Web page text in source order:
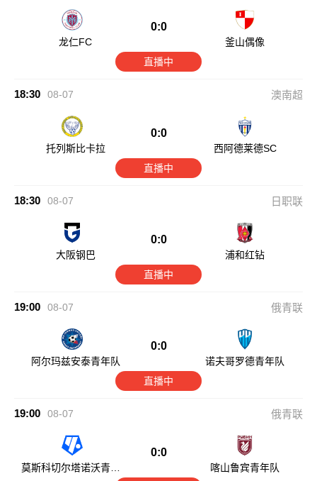
龙仁FC
0:0
釜山偶像
直播中
18:30 08-07 澳南超
托列斯比卡拉
0:0
西阿德莱德SC
直播中
18:30 08-07 日职联
大阪钢巴
0:0
浦和红钻
直播中
19:00 08-07 俄青联
阿尔玛兹安泰青年队
0:0
诺夫哥罗德青年队
直播中
19:00 08-07 俄青联
莫斯科切尔塔诺沃青年
0:0
喀山鲁宾青年队